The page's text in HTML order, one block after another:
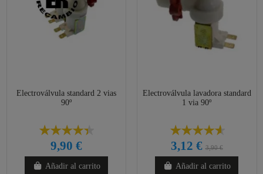
Electroválvula standard 2 vias
90º
9,90 €
Añadir al carrito
Electroválvula lavadora standard
1 via 90º
3,12 € 3,90 €
Añadir al carrito